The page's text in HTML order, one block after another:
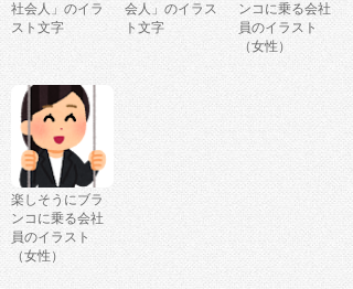
社会人」のイラ
スト文字
会人」のイラス
ト文字
ンコに乗る会社
員のイラスト
（女性）
楽しそうにブラ
ンコに乗る会社
員のイラスト
（女性）